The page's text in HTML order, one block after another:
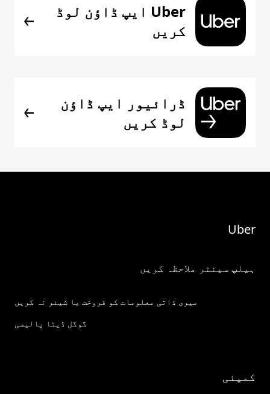
Uber ایپ ڈاؤن لوڈ
کریں
ڈرائیور ایپ ڈاؤن
لوڈ کریں
Uber
ہیلپ سینٹر ملاحظہ کریں
میری ذاتی معلومات کو فروخت یا شیئر نہ کریں
گوگل ڈیٹا پالیسی
کمپنی